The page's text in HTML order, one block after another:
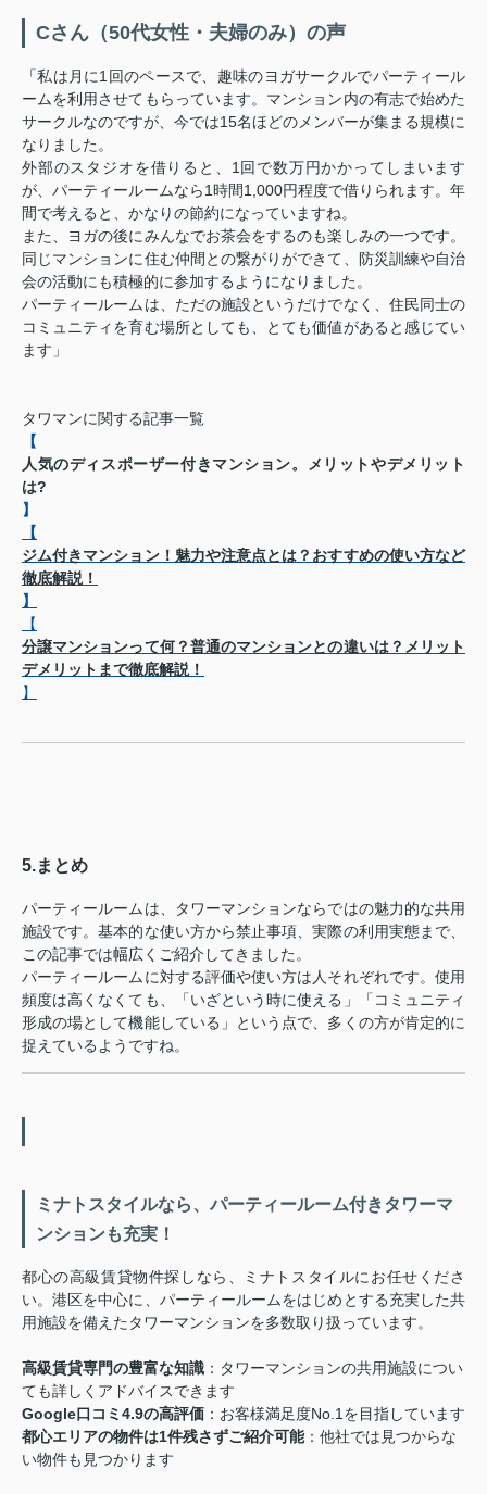
Cさん（50代女性・夫婦のみ）の声
「私は月に1回のペースで、趣味のヨガサークルでパーティール
ームを利用させてもらっています。マンション内の有志で始めた
サークルなのですが、今では15名ほどのメンバーが集まる規模に
なりました。
外部のスタジオを借りると、1回で数万円かかってしまいます
が、パーティールームなら1時間1,000円程度で借りられます。年
間で考えると、かなりの節約になっていますね。
また、ヨガの後にみんなでお茶会をするのも楽しみの一つです。
同じマンションに住む仲間との繋がりができて、防災訓練や自治
会の活動にも積極的に参加するようになりました。
パーティールームは、ただの施設というだけでなく、住民同士の
コミュニティを育む場所としても、とても価値があると感じてい
ます」
タワマンに関する記事一覧
【
人気のディスポーザー付きマンション。メリットやデメリット
は?
】
【
ジム付きマンション！魅力や注意点とは？おすすめの使い方など
徹底解説！
】
【
分譲マンションって何？普通のマンションとの違いは？メリット
デメリットまで徹底解説！
】
5.まとめ
パーティールームは、タワーマンションならではの魅力的な共用
施設です。基本的な使い方から禁止事項、実際の利用実態まで、
この記事では幅広くご紹介してきました。
パーティールームに対する評価や使い方は人それぞれです。使用
頻度は高くなくても、「いざという時に使える」「コミュニティ
形成の場として機能している」という点で、多くの方が肯定的に
捉えているようですね。
ミナトスタイルなら、パーティールーム付きタワーマ
ンションも充実！
都心の高級賃貸物件探しなら、ミナトスタイルにお任せくださ
い。港区を中心に、パーティールームをはじめとする充実した共
用施設を備えたタワーマンションを多数取り扱っています。
高級賃貸専門の豊富な知識 ：タワーマンションの共用施設につい
ても詳しくアドバイスできます
Google口コミ4.9の高評価 ：お客様満足度No.1を目指しています
都心エリアの物件は1件残さずご紹介可能：他社では見つからな
い物件も見つかります